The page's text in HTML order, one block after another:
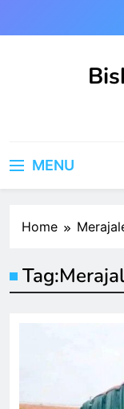
MENU
Home
Tag: